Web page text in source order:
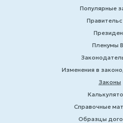
Популярные
Пленумы
Изменения в
Законы
Справочные
Образцы